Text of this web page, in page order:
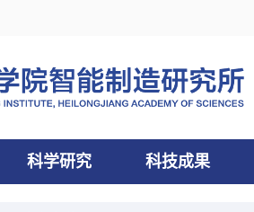
科学研究 科技成果